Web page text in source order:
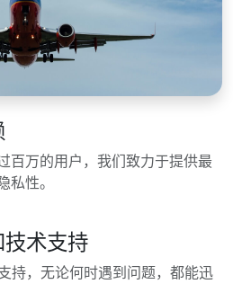
百万的用户，我们致力于提供最
私性。
术支持
持，无论何时遇到问题，都能迅